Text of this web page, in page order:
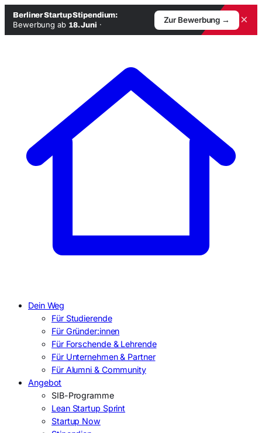
Berliner Startup Stipendium:
Bewerbung ab 18. Juni ·
Zur Bewerbung → ×
Dein Weg
Für Studierende
Für Gründer:innen
Für Forschende & Lehrende
Für Unternehmen & Partner
Für Alumni & Community
Angebot
SIB-Programme
Lean Startup Sprint
Startup Now